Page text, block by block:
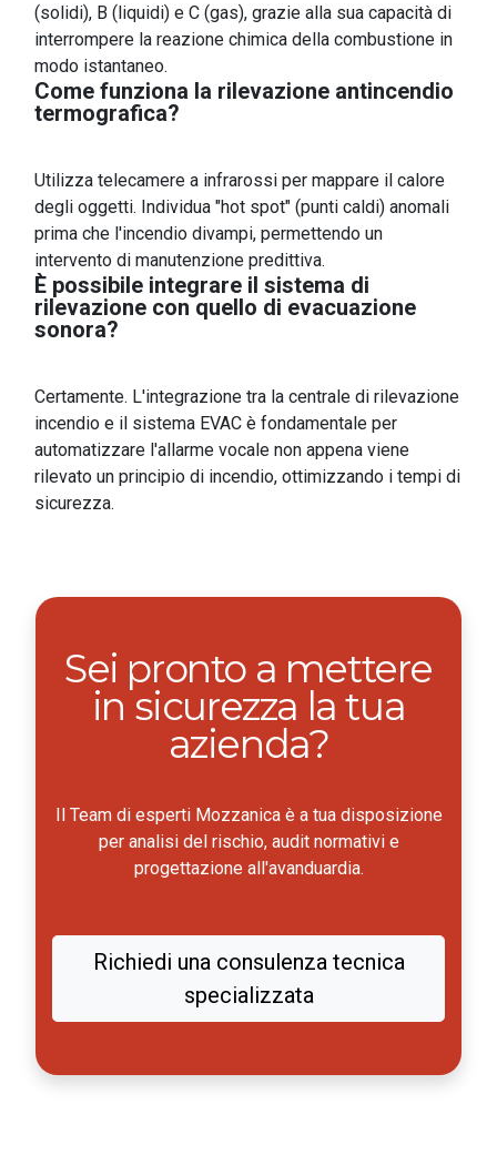
(solidi), B (liquidi) e C (gas), grazie alla sua capacità di
interrompere la reazione chimica della combustione in
modo istantaneo.
Come funziona la rilevazione antincendio
termografica?
Utilizza telecamere a infrarossi per mappare il calore
degli oggetti. Individua "hot spot" (punti caldi) anomali
prima che l'incendio divampi, permettendo un
intervento di manutenzione predittiva.
È possibile integrare il sistema di
rilevazione con quello di evacuazione
sonora?
Certamente. L'integrazione tra la centrale di rilevazione
incendio e il sistema EVAC è fondamentale per
automatizzare l'allarme vocale non appena viene
rilevato un principio di incendio, ottimizzando i tempi di
sicurezza.
Sei pronto a mettere
in sicurezza la tua
azienda?
Il Team di esperti Mozzanica è a tua disposizione
per analisi del rischio, audit normativi e
progettazione all'avanduardia.
Richiedi una consulenza tecnica
specializzata